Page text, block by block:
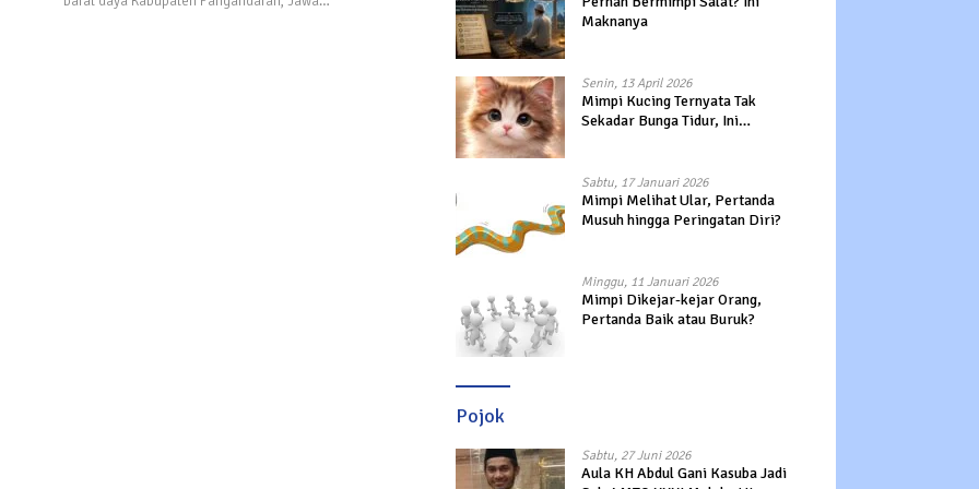
Maknanya
Senin, 13 April 2026
Mimpi Kucing Ternyata Tak
Sekadar Bunga Tidur, Ini
Sabtu, 17 Januari 2026
Mimpi Melihat Ular, Pertanda
Musuh hingga Peringatan Diri?
Minggu, 11 Januari 2026
Mimpi Dikejar-kejar Orang,
Pertanda Baik atau Buruk?
Pojok
Sabtu, 27 Juni 2026
Aula KH Abdul Gani Kasuba Jadi